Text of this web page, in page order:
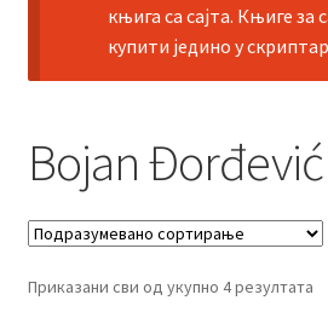
Наруџбина
књига са сајта. Књиге за
купити једино у
Bojan Đorđević
Приказани сви од укупно 4 резултата